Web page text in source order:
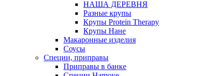
НАША ДЕРЕВНЯ
Разные крупы
Крупы Protein Therapy
Крупы Нане
Макаронные изделия
Соусы
Специи, приправы
Приправы в банке